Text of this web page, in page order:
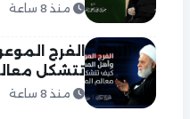
منذ 8 ساعة
الفرج
تتشكل
منذ 8 ساعة